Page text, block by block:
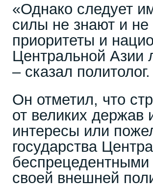
«Однако следует
силы не знают и не
приоритеты и
Центральной Азии
– сказал политолог.
Он отметил, что
от великих держав
интересы или
государства
своей внешней